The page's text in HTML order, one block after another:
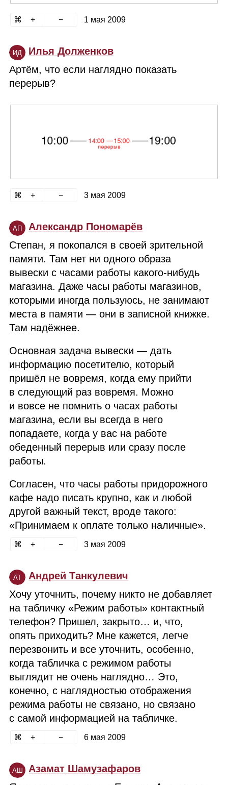
1 мая 2009
ИД
Илья Долженков
Артём, что если наглядно показать
перерыв?
3 мая 2009
АП
Александр Пономарёв
Степан, я покопался в своей зрительной
памяти. Там нет ни одного образа
вывески с часами работы какого‑нибудь
магазина. Даже часы работы магазинов,
которыми иногда пользуюсь, не занимают
места в памяти — они в записной книжке.
Там надёжнее.
Основная задача вывески — дать
информацию посетителю, который
пришёл не вовремя, когда ему прийти
в следующий раз вовремя. Можно
и вовсе не помнить о часах работы
магазина, если вы всегда в него
попадаете, когда у вас на работе
обеденный перерыв или сразу после
работы.
Согласен, что часы работы придорожного
кафе надо писать крупно, как и любой
другой важный текст, вроде такого:
«Принимаем к оплате только наличные».
3 мая 2009
АТ
Андрей Танкулевич
Хочу уточнить, почему никто не добавляет
на табличку «Режим работы» контактный
телефон? Пришел, закрыто… и, что,
опять приходить? Мне кажется, легче
перезвонить и все уточнить, особенно,
когда табличка с режимом работы
выглядит не очень наглядно… Это,
конечно, с наглядностью отображения
режима работы не связано, но связано
с самой информацией на табличке.
6 мая 2009
АШ
Азамат Шамузафаров